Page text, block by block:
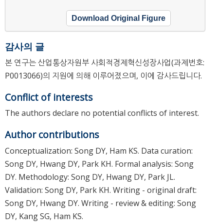
Download Original Figure
감사의 글
본 연구는 산업통상자원부 사회적경제혁신성장사업(과제번호:
P0013066)의 지원에 의해 이루어졌으며, 이에 감사드립니다.
Conflict of interests
The authors declare no potential conflicts of interest.
Author contributions
Conceptualization: Song DY, Ham KS. Data curation:
Song DY, Hwang DY, Park KH. Formal analysis: Song
DY. Methodology: Song DY, Hwang DY, Park JL.
Validation: Song DY, Park KH. Writing - original draft:
Song DY, Hwang DY. Writing - review & editing: Song
DY, Kang SG, Ham KS.